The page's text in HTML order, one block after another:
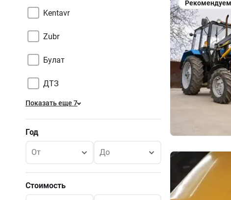
Kentavr
Zubr
Булат
ДТЗ
Показать еще 7
Год
От До
Стоимость
Рекомендуем